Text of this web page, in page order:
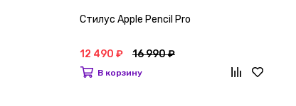
Стилус Apple Pencil Pro
12 490 ₽ 16 990 ₽
В корзину